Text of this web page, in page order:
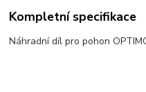
Kompletní specifikace
Náhradní díl pro pohon